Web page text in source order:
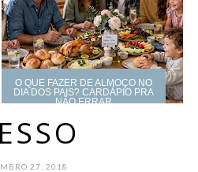
O QUE FAZER DE ALMOÇO NO
DIA DOS PAIS? CARDÁPIO PRA
NÃO ERRAR
27, 2018